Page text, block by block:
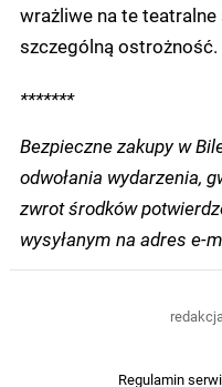
wrażliwe na te
szczególną ostrożność.
*******
Bezpieczne zakupy w
odwołania wydarzenia,
zwrot środków
wysyłanym na adres e-
Regulamin